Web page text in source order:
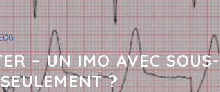
– UN IMO AVEC SOUS-
?